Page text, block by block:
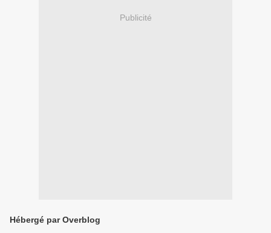
Publicité
Hébergé par Overblog